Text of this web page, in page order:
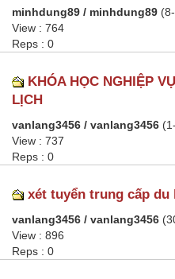
minhdung89 / minhdung89
View : 764
Reps : 0
KHÓA HỌC NGHIỆP
LỊCH
vanlang3456 / vanlang3456
View : 737
Reps : 0
xét tuyển trung cấp du
vanlang3456 / vanlang3456
View : 896
Reps : 0